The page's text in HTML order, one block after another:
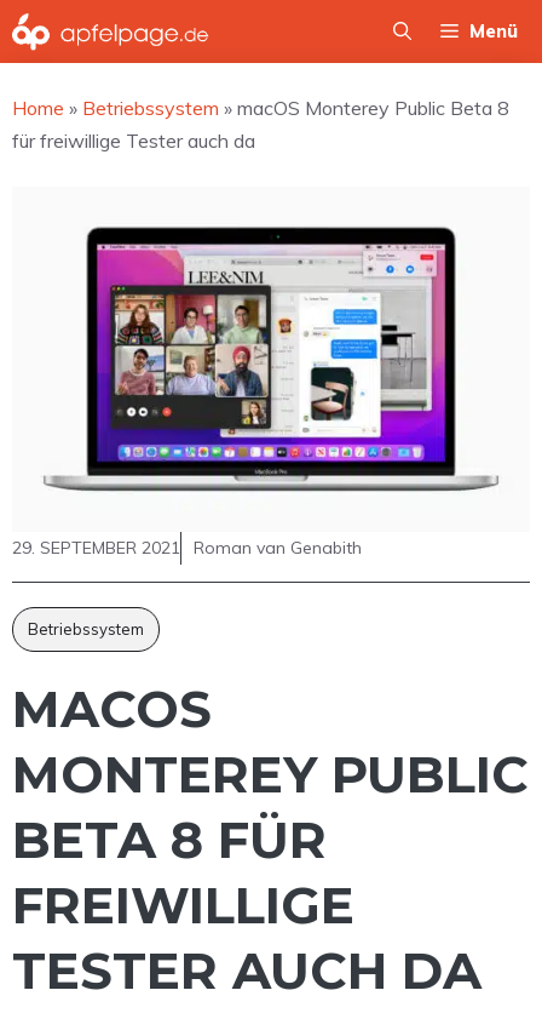
Zum
Inhalt
Menü
Home » Betriebssystem » macOS Monterey Public Beta 8
für freiwillige Tester auch da
29. SEPTEMBER 2021 Roman van Genabith
Betriebssystem
MACOS
MONTEREY PUBLIC
BETA 8 FÜR
FREIWILLIGE
TESTER AUCH DA